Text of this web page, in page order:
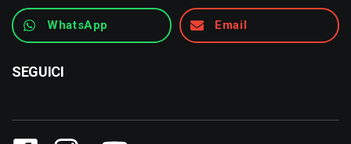
WhatsApp Email
SEGUICI